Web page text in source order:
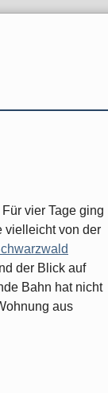
vier Tage ging
vielleicht von der
der Blick auf
Bahn hat nicht
aus